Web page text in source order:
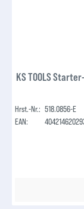
KS TOOLS
Hrst.-Nr.: 518.0856-E
EAN: